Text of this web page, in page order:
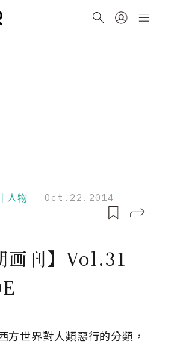
人物 Oct.22.2014
画刊】Vol.31
方世界對人類惡行的分類，